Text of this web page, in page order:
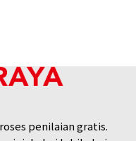
penilaian gratis.